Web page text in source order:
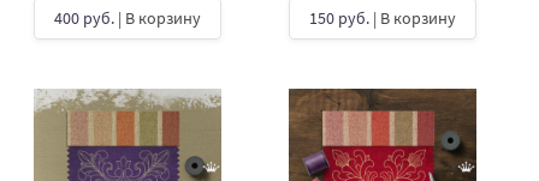
400 руб. | В корзину
150 руб. | В корзину